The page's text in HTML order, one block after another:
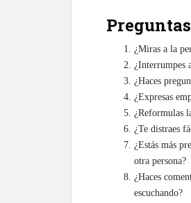
¿Miras a la
¿Interrumpes
¿Haces
¿Expresas
¿Reformulas
¿Te distraes
¿Estás más
otra persona?
¿Haces
escuchando?